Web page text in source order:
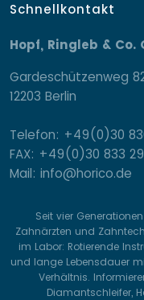
Schnellkontakt
Hopf, Ringleb & Co.
Gardeschützenweg
12203 Berlin
Telefon: +49(0)30
FAX: +49(0)30 833
Mail: info@horico.de
Seit vier
Zahnärzten und
im Labor: Rotierende
und lange Lebensdauer
Verhältnis.
Diamantschleifer,